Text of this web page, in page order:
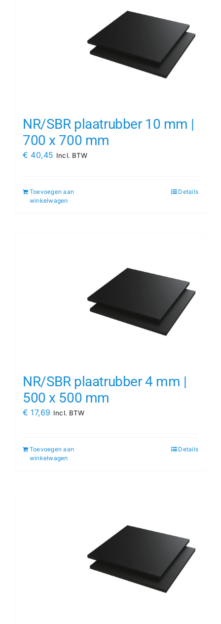
NR/SBR plaatrubber 10 mm |
700 x 700 mm
€ 40,45 Incl. BTW
Toevoegen aan
winkelwagen
Details
NR/SBR plaatrubber 4 mm |
500 x 500 mm
€ 17,69 Incl. BTW
Toevoegen aan
winkelwagen
Details